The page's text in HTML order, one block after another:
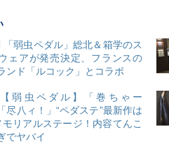
「弱虫ペダル」総北＆箱学のス
ェアが発売決定、フランスの
ンド「ルコック」とコラボ
【弱虫ペダル】「巻ちゃー
尽八ィ！」“ペダステ”最新作は
モリアルステージ！内容てんこ
でヤバイ